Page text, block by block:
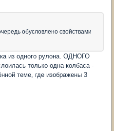
обусловлено свойствами
из одного рулона. ОДНОГО
только одна колбаса -
теме, где изображены 3